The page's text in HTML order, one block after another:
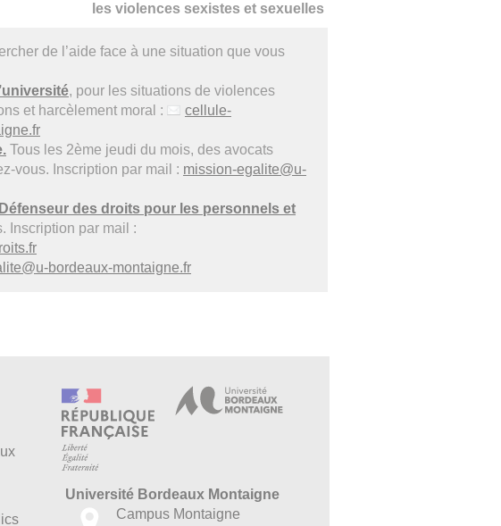
les violences sexistes et sexuelles
de l’aide face à une situation que vous
, pour les situations de violences
et harcèlement moral :
cellule-
Tous les 2ème jeudi du mois, des avocats
vous. Inscription par mail : mission-egalite@u-
des droits pour les personnels et
Inscription par mail :
@u-bordeaux-montaigne.fr
Université Bordeaux Montaigne
Campus Montaigne